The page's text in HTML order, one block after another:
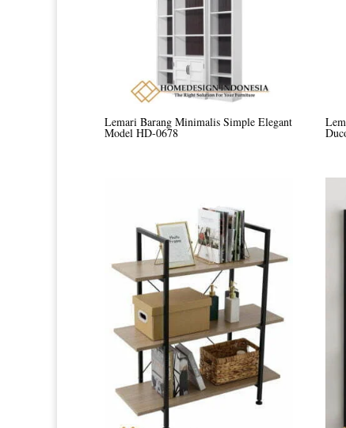
Lemari Barang Minimalis Simple Elegant
Model HD-0678